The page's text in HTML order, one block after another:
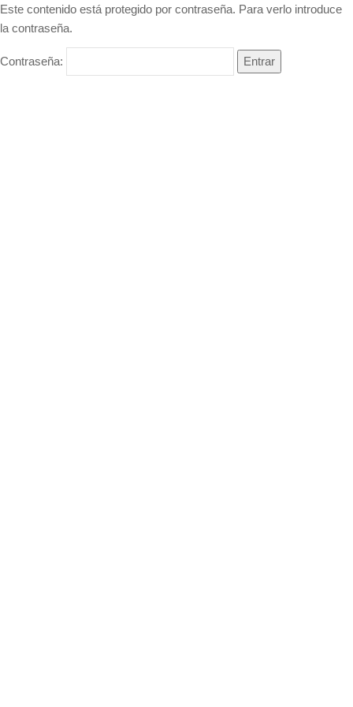
Este contenido está protegido por contraseña. Para verlo introduce
la contraseña.
Contraseña: